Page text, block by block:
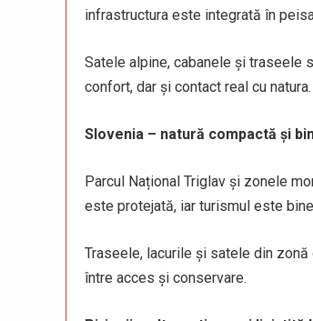
infrastructura este integrată în
Satele alpine, cabanele și traseele
confort, dar și contact real cu natura.
Slovenia – natură compactă și
Parcul Național Triglav și zonele
este protejată, iar turismul este
Traseele, lacurile și satele din
între acces și conservare.